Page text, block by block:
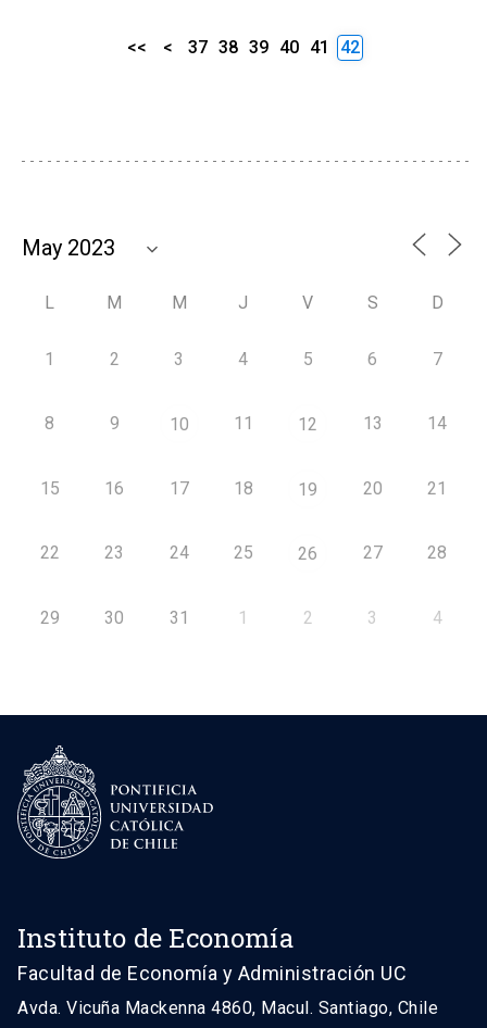
<< < 37 38 39 40 41 42
L M M J V S D
1 2 3 4 5 6 7
8 9 10 11 12 13 14
15 16 17 18 19 20 21
22 23 24 25 26 27 28
29 30 31 1 2 3 4
Instituto de Economía
Facultad de Economía y Administración UC
Avda. Vicuña Mackenna 4860, Macul. Santiago, Chile